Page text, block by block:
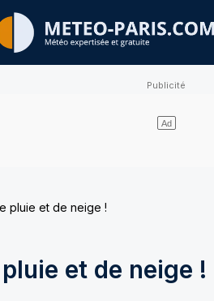
pluie et de neige !
et de neige !